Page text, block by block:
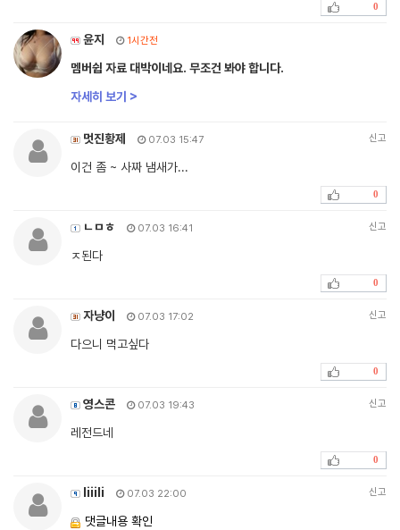
0
윤지 1시간전
멤버쉽 자료 대박이네요. 무조건 봐야 합니다.
자세히 보기 >
멋진황제 07.03 15:47 신고
이건 좀 ~ 사짜 냄새가...
0
ㄴㅁㅎ 07.03 16:41 신고
ㅈ된다
0
자냥이 07.03 17:02 신고
다으니 먹고싶다
0
영스콘 07.03 19:43 신고
레전드네
0
Iiiili 07.03 22:00 신고
댓글내용 확인